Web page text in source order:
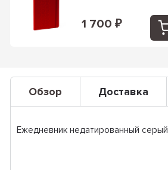
1 700 ₽
Обзор Доставка
Ежедневник недатированный серый